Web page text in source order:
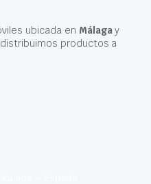
ubicada en Málagay
productos a